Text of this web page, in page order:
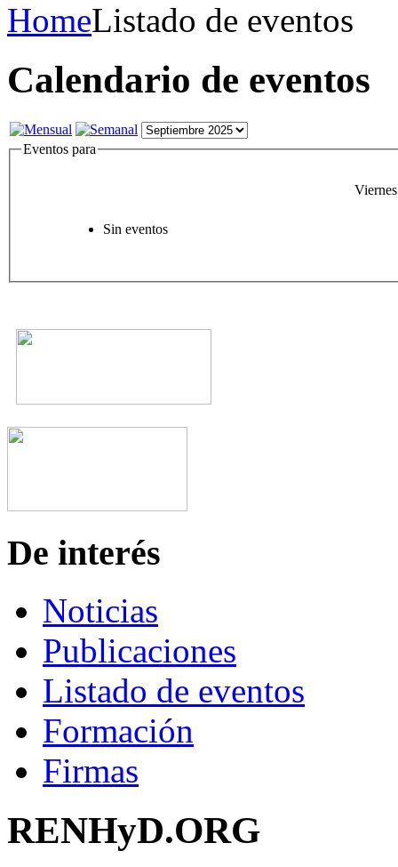
HomeListado de eventos
Calendario de eventos
Eventos para
Sin eventos
De interés
Noticias
Publicaciones
Listado de eventos
Formación
Firmas
RENHyD.ORG